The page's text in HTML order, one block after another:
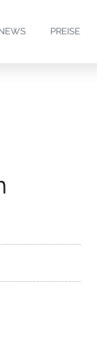
PREISE